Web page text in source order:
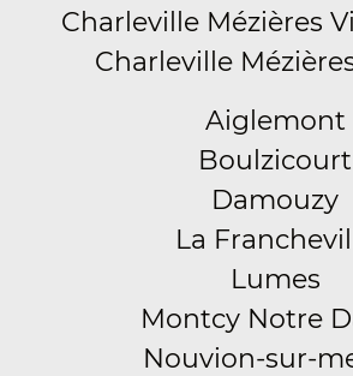
Charleville Mézières
Charleville
Aiglemont
Boulzicourt
Damouzy
La
Lumes
Montcy Notre
Nouvion-sur-